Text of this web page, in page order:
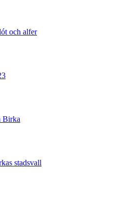
och alfer
Birka
stadsvall